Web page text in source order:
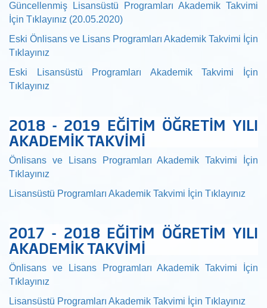
Güncellenmiş Lisansüstü Programları Akademik Takvimi
İçin Tıklayınız (20.05.2020)
Eski Önlisans ve Lisans Programları Akademik Takvimi İçin
Tıklayınız
Eski
Lisansüstü Programları Akademik Takvimi İçin
Tıklayınız
2018 - 2019 EĞİTİM ÖĞRETİM YILI
AKADEMİK TAKVİMİ
Önlisans ve Lisans Programları Akademik Takvimi İçin
Tıklayınız
Lisansüstü Programları Akademik Takvimi İçin Tıklayınız
2017 - 2018 EĞİTİM ÖĞRETİM YILI
AKADEMİK TAKVİMİ
Önlisans ve Lisans Programları Akademik Takvimi İçin
Tıklayınız
Lisansüstü Programları Akademik Takvimi İçin Tıklayınız